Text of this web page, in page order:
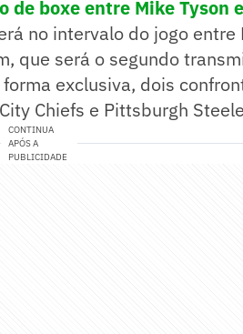
boxe entre Mike Tyson
no intervalo do jogo entre
que será o segundo
exclusiva, dois
Chiefs e Pittsburgh
CONTINUA
APÓS A
PUBLICIDADE